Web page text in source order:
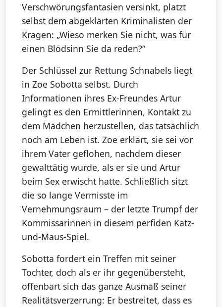
Verschwörungsfantasien versinkt, platzt
selbst dem abgeklärten Kriminalisten der
Kragen: „Wieso merken Sie nicht, was für
einen Blödsinn Sie da reden?“
Der Schlüssel zur Rettung Schnabels liegt
in Zoe Sobotta selbst. Durch
Informationen ihres Ex-Freundes Artur
gelingt es den Ermittlerinnen, Kontakt zu
dem Mädchen herzustellen, das tatsächlich
noch am Leben ist. Zoe erklärt, sie sei vor
ihrem Vater geflohen, nachdem dieser
gewalttätig wurde, als er sie und Artur
beim Sex erwischt hatte. Schließlich sitzt
die so lange Vermisste im
Vernehmungsraum – der letzte Trumpf der
Kommissarinnen in diesem perfiden Katz-
und-Maus-Spiel.
Sobotta fordert ein Treffen mit seiner
Tochter, doch als er ihr gegenübersteht,
offenbart sich das ganze Ausmaß seiner
Realitätsverzerrung: Er bestreitet, dass es